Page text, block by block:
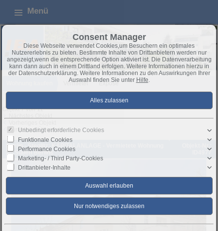
Menü
Vermietet Exposé
Objekt 7 von 11
Zurück zur Übersicht
Berlin - Steglitz: KAPITALANLAGE - Vermietete Wohnung
im Süden Berlins
ID4977
Consent Manager
Diese Webseite verwendet Cookies,um Besuchern ein optimales
Nutzererlebnis zu bieten. Bestimmte Inhalte von Drittanbietern werden nur
angezeigt,wenn die entsprechende Option aktiviert ist. Die Datenverarbeitung
kann dann auch in einem Drittland erfolgen. Weitere Informationen hierzu in
der Datenschutzerklärung. Weitere Informationen zu den Auswirkungen Ihrer
Auswahl finden Sie unter Hilfe
Unbedingt erforderliche Cookies
Funktionale Cookies
Performance Cookies
Marketing- / Third Party-Cookies
Drittanbieter-Inhalte